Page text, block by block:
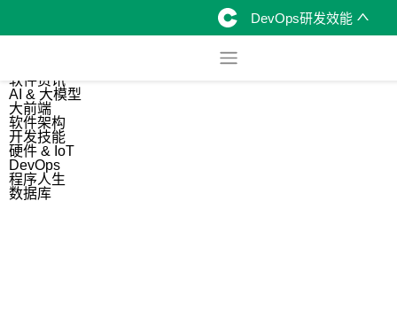
DevOps研发效能
软件资讯
AI & 大模型
大前端
软件架构
开发技能
硬件 & IoT
DevOps
程序人生
数据库